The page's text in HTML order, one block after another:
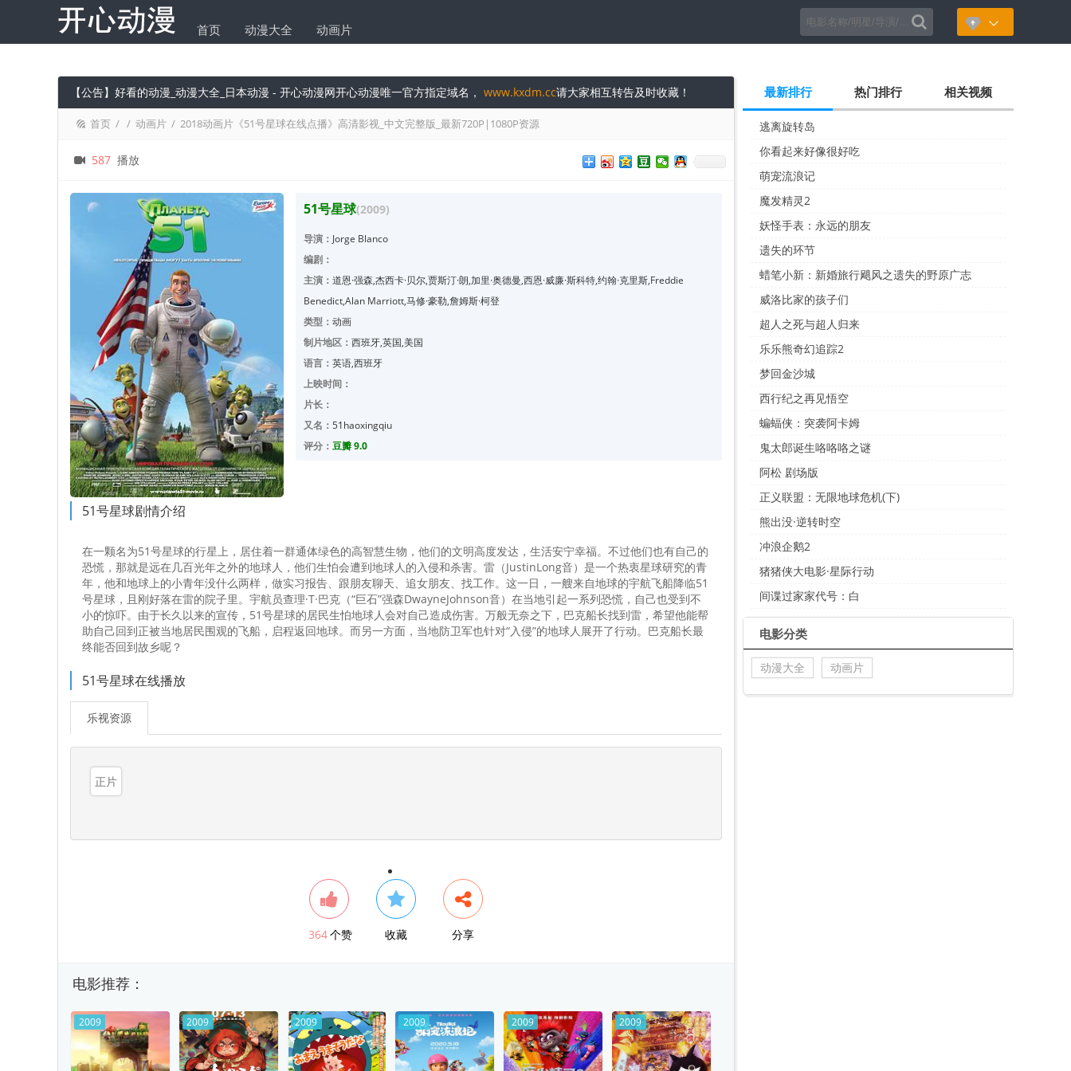
首页 动漫大全 动画片
求片

【公告】好看的动漫_动漫大全_日本动漫 - 开心动漫网开心动漫唯一官方指定域名， www.kxdm.cc请大家相互转告及时收藏！
首页 / / 动画片 / 2018动画片《51号星球在线点播》高清影视_中文完整版_最新720P|1080P资源
587 播放
51号星球(2009)
导演： Jorge Blanco
编剧：
主演： 道恩·强森,杰西卡·贝尔,贾斯汀·朗,加里·奥德曼,西恩·威廉·斯科特,约翰·克里斯,Freddie
Benedict,Alan Marriott,马修·豪勒,詹姆斯·柯登
类型： 动画
制片地区： 西班牙,英国,美国
语言： 英语,西班牙
上映时间：
片长：
又名： 51haoxingqiu
评分： 豆瓣 9.0
51号星球剧情介绍
在一颗名为51号星球的行星上，居住着一群通体绿色的高智慧生物，他们的文明高度发达，生活安宁幸福。不过他们也有自己的
恐慌，那就是远在几百光年之外的地球人，他们生怕会遭到地球人的入侵和杀害。雷（JustinLong音）是一个热衷星球研究的青
年，他和地球上的小青年没什么两样，做实习报告、跟朋友聊天、追女朋友、找工作。这一日，一艘来自地球的宇航飞船降临51
号星球，且刚好落在雷的院子里。宇航员查理·T·巴克（“巨石”强森DwayneJohnson音）在当地引起一系列恐慌，自己也受到不
小的惊吓。由于长久以来的宣传，51号星球的居民生怕地球人会对自己造成伤害。万般无奈之下，巴克船长找到雷，希望他能帮
助自己回到正被当地居民围观的飞船，启程返回地球。而另一方面，当地防卫军也针对“入侵”的地球人展开了行动。巴克船长最
终能否回到故乡呢？
51号星球在线播放
乐视资源
正片
364个赞 收藏 分享
电影推荐：
2009 2009 2009 2009 2009 2009
最新排行 热门排行 相关视频
逃离旋转岛
你看起来好像很好吃
萌宠流浪记
魔发精灵2
妖怪手表：永远的朋友
遗失的环节
蜡笔小新：新婚旅行飓风之遗失的野原广志
威洛比家的孩子们
超人之死与超人归来
乐乐熊奇幻追踪2
梦回金沙城
西行纪之再见悟空
蝙蝠侠：突袭阿卡姆
鬼太郎诞生咯咯咯之谜
阿松 剧场版
正义联盟：无限地球危机(下)
熊出没·逆转时空
冲浪企鹅2
猪猪侠大电影·星际行动
间谍过家家代号：白
电影分类
动漫大全 动画片